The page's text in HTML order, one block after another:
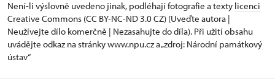
Není-li výslovně uvedeno jinak, podléhají fotografie a texty licenci
Creative Commons (CC BY-NC-ND 3.0 CZ) (Uveďte autora |
Neužívejte dílo komerčně | Nezasahujte do díla). Při užití obsahu
uvádějte odkaz na stránky www.npu.cz a „zdroj: Národní památkový
ústav“